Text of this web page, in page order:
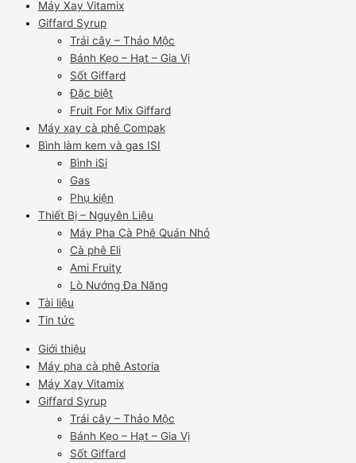
Máy Xay Vitamix
Giffard Syrup
Trái cây – Thảo Mộc
Bánh Kẹo – Hạt – Gia Vị
Sốt Giffard
Đặc biệt
Fruit For Mix Giffard
Máy xay cà phê Compak
Bình làm kem và gas ISI
Bình iSi
Gas
Phụ kiện
Thiết Bị – Nguyên Liệu
Máy Pha Cà Phê Quán Nhỏ
Cà phê Eli
Ami Fruity
Lò Nướng Đa Năng
Tài liệu
Tin tức
Giới thiệu
Máy pha cà phê Astoria
Máy Xay Vitamix
Giffard Syrup
Trái cây – Thảo Mộc
Bánh Kẹo – Hạt – Gia Vị
Sốt Giffard